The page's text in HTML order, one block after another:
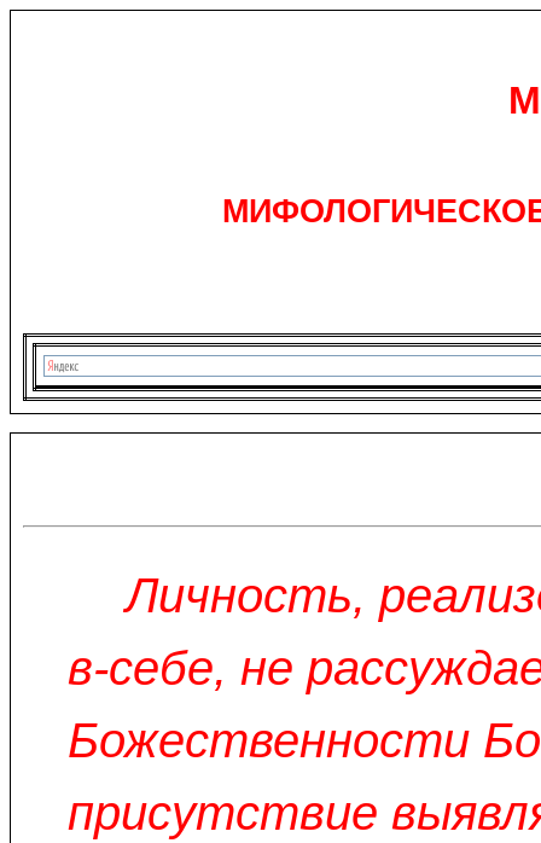
Личность,
в-себе, не
Божественности
присутствие